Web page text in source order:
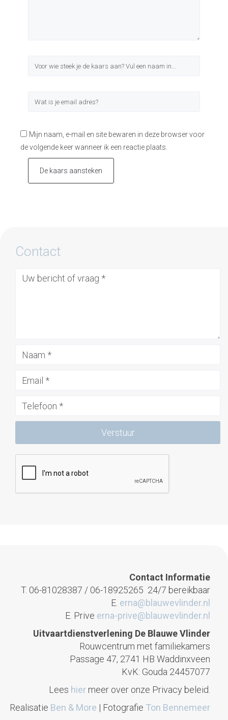
Mijn naam, e-mail en site bewaren in deze browser voor
de volgende keer wanneer ik een reactie plaats.
De kaars aansteken
Contact
Verstuur
Contact Informatie
T. 06-81028387 / 06-18925265 24/7 bereikbaar
E. erna@blauwevlinder.nl
E. Prive erna-prive@blauwevlinder.nl
Uitvaartdienstverlening De Blauwe Vlinder
Rouwcentrum met familiekamers
Passage 47, 2741 HB Waddinxveen
KvK: Gouda 24457077
Lees hier meer over onze Privacy beleid.
Realisatie Ben & More | Fotografie Ton Bennemeer